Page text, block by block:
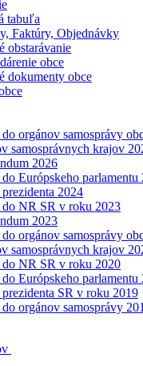
tabuľa
Faktúry, Objednávky
obstarávanie
obce
dokumenty obce
orgánov samosprávy
samosprávnych krajov
2026
Európskeho parlamentu
2024
NR SR v roku 2023
2023
orgánov samosprávy
samosprávnych krajov
NR SR v roku 2020
Európskeho parlamentu
SR v roku 2019
orgánov samosprávy